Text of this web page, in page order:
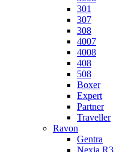
301
307
308
4007
4008
408
508
Boxer
Expert
Partner
Traveller
Ravon
Gentra
Nexia R3